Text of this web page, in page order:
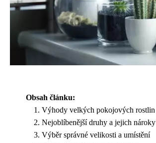
Obsah článku:
Výhody velkých pokojových rostlin
Nejoblíbenější druhy a jejich nároky
Výběr správné velikosti a umístění